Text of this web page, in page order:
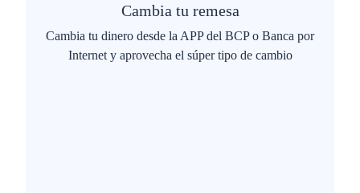
Cambia tu remesa
Cambia tu dinero desde la APP del BCP o Banca por
Internet y aprovecha el súper tipo de cambio